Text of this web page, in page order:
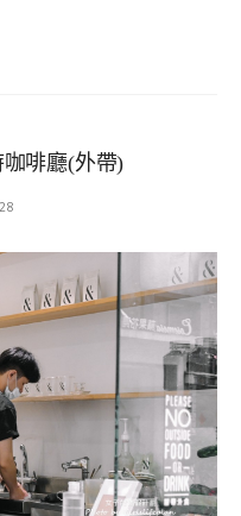
咖啡廳(外帶)